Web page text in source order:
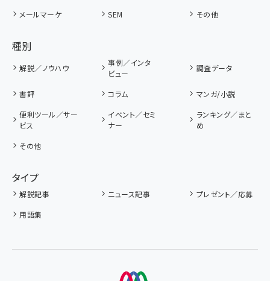
メールマーケ
SEM その他
種別
解説／ノウハウ
事例／インタ
ビュー
調査データ
書評 コラム
マンガ/小説
便利ツール／サー
ビス
イベント／セミ
ナー
ランキング／まと
め
その他
タイプ
解説記事 ニュース記事
プレゼント／応募
用語集